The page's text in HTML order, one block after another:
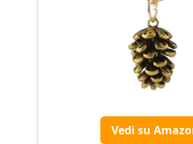
Vedi su